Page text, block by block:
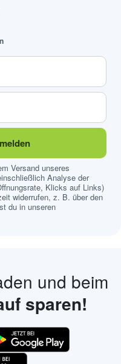
Versand unseres
Analyse der
Klicks auf Links)
widerrufen, z. B. über den
du in unseren
und beim
sparen!